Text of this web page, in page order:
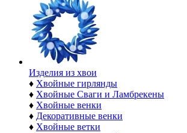
Изделия из хвои
♦ Хвойные гирлянды
♦ Хвойные Сваги и Ламбрекены
♦ Хвойные венки
♦ Декоративные венки
♦ Хвойные ветки